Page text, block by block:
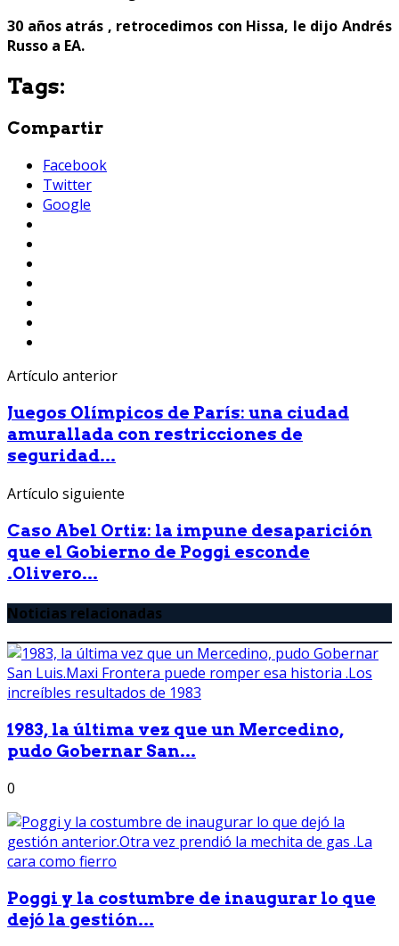
30 años atrás , retrocedimos con Hissa, le dijo Andrés
Russo a EA.
Tags:
Compartir
Facebook
Twitter
Google
Artículo anterior
Juegos Olímpicos de París: una ciudad
amurallada con restricciones de
seguridad...
Artículo siguiente
Caso Abel Ortiz: la impune desaparición
que el Gobierno de Poggi esconde
.Olivero...
Noticias relacionadas
1983, la última vez que un Mercedino,
pudo Gobernar San...
0
Poggi y la costumbre de inaugurar lo que
dejó la gestión...